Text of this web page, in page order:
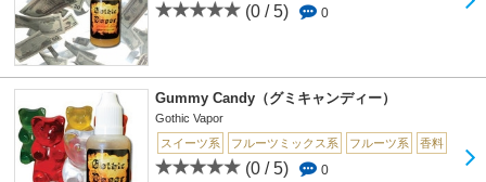
(0 / 5) 0
Gummy Candy（グミキャンディー）
Gothic Vapor
スイーツ系
フルーツミックス系 フルーツ系 香料
(0 / 5) 0